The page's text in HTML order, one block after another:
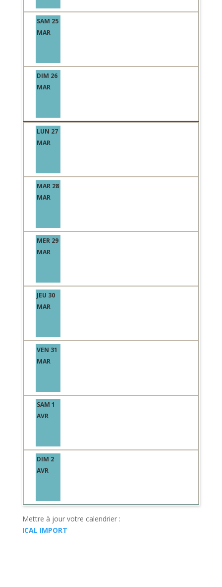
SAM 25
MAR
DIM 26
MAR
LUN 27
MAR
MAR 28
MAR
MER 29
MAR
JEU 30
MAR
VEN 31
MAR
SAM 1
AVR
DIM 2
AVR
Mettre à jour votre calendrier :
ICAL IMPORT